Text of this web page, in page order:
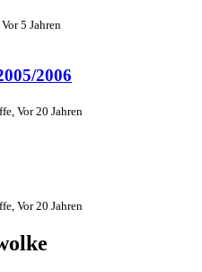
5 Jahren
2006
Vor 20 Jahren
Vor 20 Jahren